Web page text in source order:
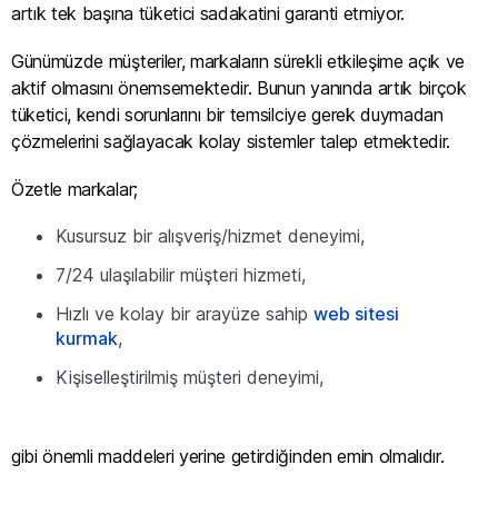
artık tek başına tüketici sadakatini garanti etmiyor.
Günümüzde müşteriler, markaların sürekli etkileşime açık ve
aktif olmasını önemsemektedir. Bunun yanında artık birçok
tüketici, kendi sorunlarını bir temsilciye gerek duymadan
çözmelerini sağlayacak kolay sistemler talep etmektedir.
Özetle markalar;
Kusursuz bir alışveriş/hizmet deneyimi,
7/24 ulaşılabilir müşteri hizmeti,
Hızlı ve kolay bir arayüze sahip web sitesi
kurmak,
Kişiselleştirilmiş müşteri deneyimi,
gibi önemli maddeleri yerine getirdiğinden emin olmalıdır.